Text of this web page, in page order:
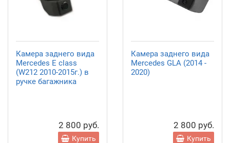
Камера заднего вида
Mercedes E class
(W212 2010-2015г.) в
ручке багажника
2 800 руб.
Купить
Камера заднего вида
Mercedes GLA (2014 -
2020)
2 800 руб.
Купить